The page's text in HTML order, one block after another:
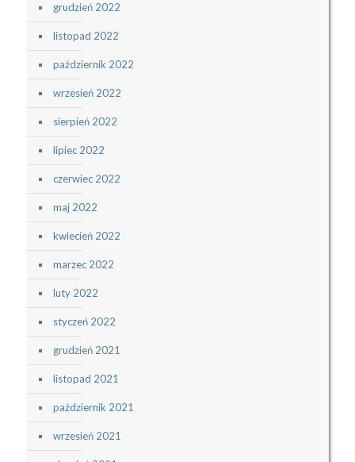
grudzień 2022
listopad 2022
październik 2022
wrzesień 2022
sierpień 2022
lipiec 2022
czerwiec 2022
maj 2022
kwiecień 2022
marzec 2022
luty 2022
styczeń 2022
grudzień 2021
listopad 2021
październik 2021
wrzesień 2021